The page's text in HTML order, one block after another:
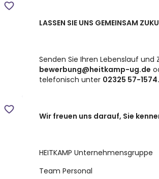
LASSEN SIE UNS GEMEINSAM
Senden Sie Ihren Lebenslauf und
bewerbung@heitkamp-ug.de
telefonisch unter 02325 57-1574.
Wir freuen uns darauf, Sie
HEITKAMP Unternehmensgruppe
Team Personal